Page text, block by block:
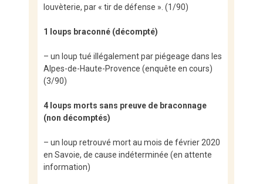
louvèterie, par « tir de défense ». (1/90)
1 loups braconné (décompté)
– un loup tué illégalement par piégeage dans les
Alpes-de-Haute-Provence (enquête en cours)
(3/90)
4 loups morts sans preuve de braconnage
(non décomptés)
– un loup retrouvé mort au mois de février 2020
en Savoie, de cause indéterminée (en attente
information)